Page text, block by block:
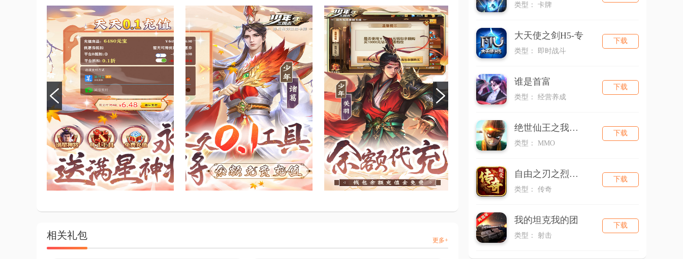
相关礼包 更多+
类型： 卡牌
大天使之剑H5-专
类型： 即时战斗
下载
谁是首富
类型： 经营养成
下载
绝世仙王之我欲封天（新）
类型： MMO
下载
自由之刃之烈火传奇
类型： 传奇
下载
我的坦克我的团
类型： 射击
下载